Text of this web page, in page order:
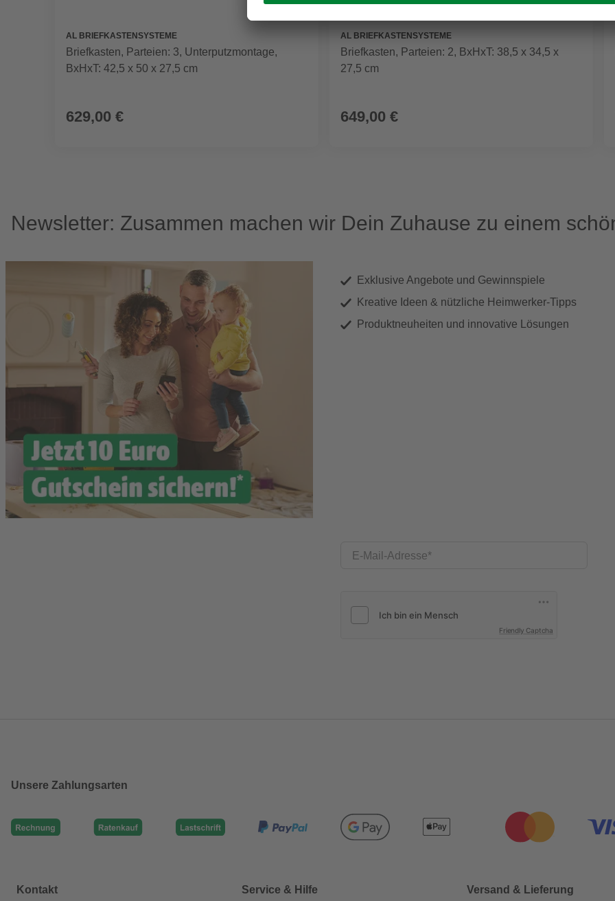
AL BRIEFKASTENSYSTEME
Briefkasten, Parteien: 3, Unterputzmontage,
BxHxT: 42,5 x 50 x 27,5 cm
629,00 €
AL BRIEFKASTENSYSTEME
Briefkasten, Parteien: 2, BxHxT: 38,5 x 34,5 x
27,5 cm
649,00 €
Newsletter: Zusammen machen wir Dein Zuhause zu einem
Exklusive Angebote und Gewinnspiele
Kreative Ideen & nützliche Heimwerker-Tipps
Produktneuheiten und innovative Lösungen
E-Mail-Adresse
Friendly Captcha
Unsere Zahlungsarten
Kontakt Service & Hilfe Versand & Lieferung